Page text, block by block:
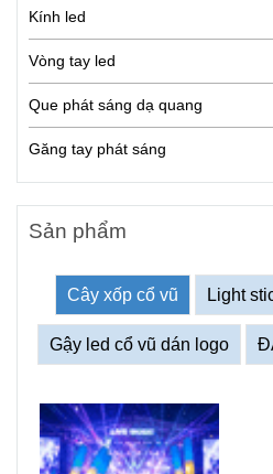
Kính led
Vòng tay led
Que phát sáng dạ quang
Găng tay phát sáng
Sản phẩm
Cây xốp cổ vũ Light
Gậy led cổ vũ dán logo